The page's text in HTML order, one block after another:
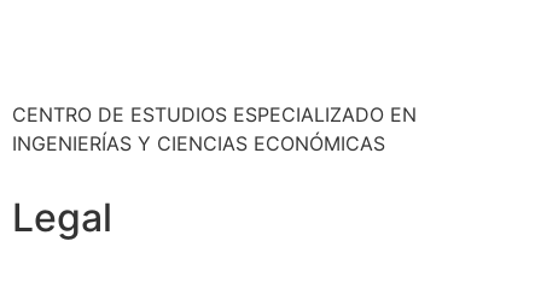
CENTRO DE ESTUDIOS ESPECIALIZADO EN
INGENIERÍAS Y CIENCIAS ECONÓMICAS
Legal